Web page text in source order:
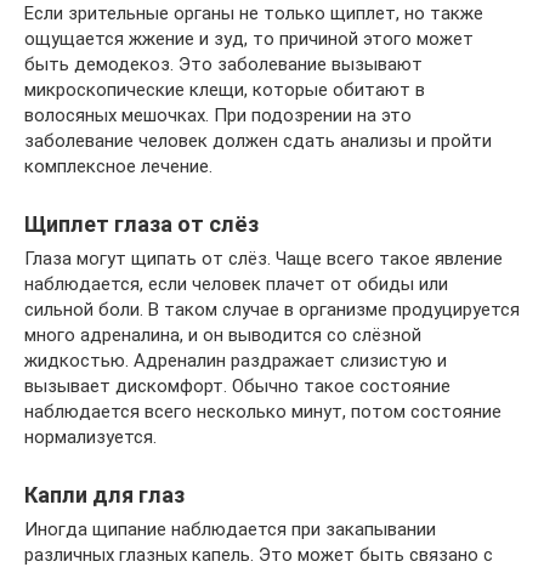
Если зрительные органы не только щиплет, но также
ощущается жжение и зуд, то причиной этого может
быть демодекоз. Это заболевание вызывают
микроскопические клещи, которые обитают в
волосяных мешочках. При подозрении на это
заболевание человек должен сдать анализы и пройти
комплексное лечение.
Щиплет глаза от слёз
Глаза могут щипать от слёз. Чаще всего такое явление
наблюдается, если человек плачет от обиды или
сильной боли. В таком случае в организме продуцируется
много адреналина, и он выводится со слёзной
жидкостью. Адреналин раздражает слизистую и
вызывает дискомфорт. Обычно такое состояние
наблюдается всего несколько минут, потом состояние
нормализуется.
Капли для глаз
Иногда щипание наблюдается при закапывании
различных глазных капель. Это может быть связано с